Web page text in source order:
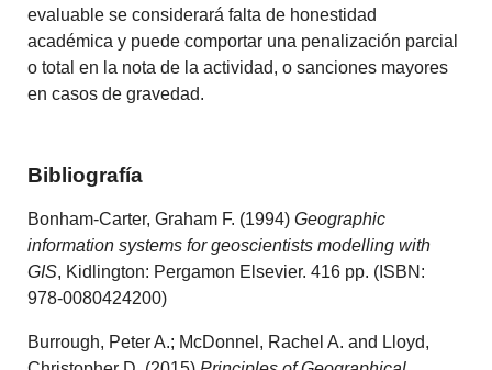
evaluable se considerará falta de honestidad
académica y puede comportar una penalización parcial
o total en la nota de la actividad, o sanciones mayores
en casos de gravedad.
Bibliografía
Bonham-Carter, Graham F. (1994)Geographic
information systems for geoscientists modelling with
GIS, Kidlington: Pergamon Elsevier. 416 pp. (ISBN:
978-0080424200)
Burrough, Peter A.; McDonnel, Rachel A. and Lloyd,